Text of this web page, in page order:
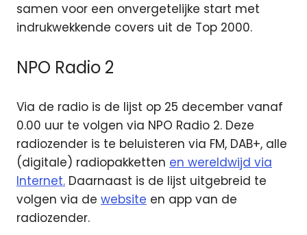
samen voor een onvergetelijke start met
indrukwekkende covers uit de Top 2000.
NPO Radio 2
Via de radio is de lijst op 25 december vanaf
0.00 uur te volgen via NPO Radio 2. Deze
radiozender is te beluisteren via FM, DAB+, alle
(digitale) radiopakketten en wereldwijd via
Internet. Daarnaast is de lijst uitgebreid te
volgen via de website en app van de
radiozender.